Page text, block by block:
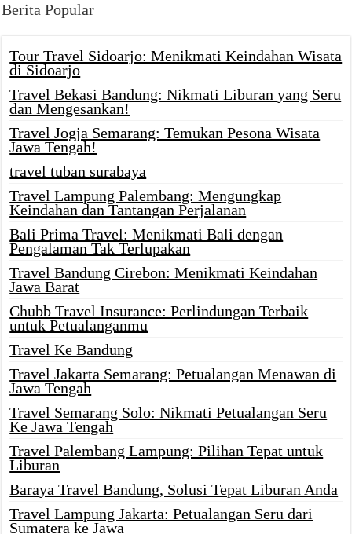
Berita Popular
Tour Travel Sidoarjo: Menikmati Keindahan Wisata
di Sidoarjo
Travel Bekasi Bandung: Nikmati Liburan yang Seru
dan Mengesankan!
Travel Jogja Semarang: Temukan Pesona Wisata
Jawa Tengah!
travel tuban surabaya
Travel Lampung Palembang: Mengungkap
Keindahan dan Tantangan Perjalanan
Bali Prima Travel: Menikmati Bali dengan
Pengalaman Tak Terlupakan
Travel Bandung Cirebon: Menikmati Keindahan
Jawa Barat
Chubb Travel Insurance: Perlindungan Terbaik
untuk Petualanganmu
Travel Ke Bandung
Travel Jakarta Semarang: Petualangan Menawan di
Jawa Tengah
Travel Semarang Solo: Nikmati Petualangan Seru
Ke Jawa Tengah
Travel Palembang Lampung: Pilihan Tepat untuk
Liburan
Baraya Travel Bandung, Solusi Tepat Liburan Anda
Travel Lampung Jakarta: Petualangan Seru dari
Sumatera ke Jawa